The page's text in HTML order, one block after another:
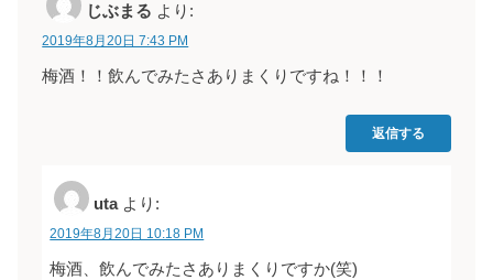
じぶまる より:
2019年8月20日 7:43 PM
梅酒！！飲んでみたさありまくりですね！！！
返信する
uta より:
2019年8月20日 10:18 PM
梅酒、飲んでみたさありまくりですか(笑)